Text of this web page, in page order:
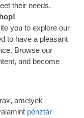
their needs.
you to explore our
to have a pleasant
Browse our
and become
amelyek
pénztár